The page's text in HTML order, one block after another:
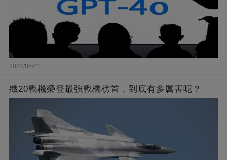
2024/05/21
殲20戰機榮登最強戰機榜首，到底有多厲害呢？